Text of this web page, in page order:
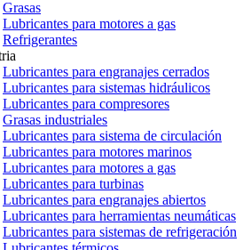
Grasas
Lubricantes para motores a gas
Refrigerantes
Lubricantes para engranajes cerrados
Lubricantes para sistemas hidráulicos
Lubricantes para compresores
Grasas industriales
Lubricantes para sistema de circulación
Lubricantes para motores marinos
Lubricantes para motores a gas
Lubricantes para turbinas
Lubricantes para engranajes abiertos
Lubricantes para herramientas neumáticas
Lubricantes para sistemas de refrigeración